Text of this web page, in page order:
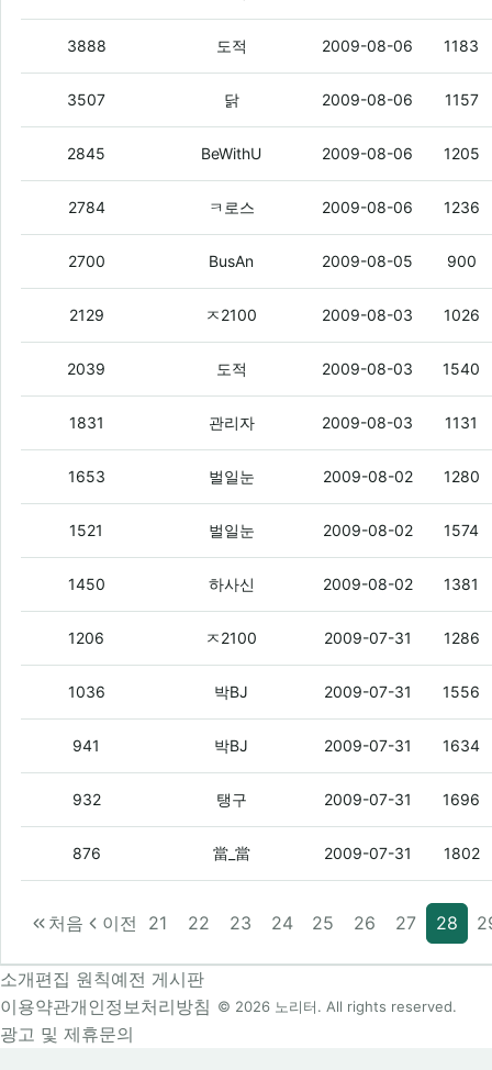
3888 노래짱 닭덕후님 어디 계쎼여 ㅜㅠ (2)
도적 2009-08-06 1183
3507 노래필요한거있으면 구걸해라(61)
닭 2009-08-06 1157
2845 남는 꼬봉있으면 좀 줄사람?(3)
BeWithU 2009-08-06 1205
2784 누가 남는 여친 이쓴사람(3)
ㅋ로스 2009-08-06 1236
2700 (3)
BusAn 2009-08-05 900
2129 버립니다 게시판도 만들어 주세요 . (3)
ㅈ2100 2009-08-03 1026
2039 누가 영화표 남는거좀 줘라(1)
도적 2009-08-03 1540
1831 누가 ddr1 램 한쌍만 줘라(2)
관리자 2009-08-03 1131
1653 맛집에(3)
벌일눈 2009-08-02 1280
1521 (2)
벌일눈 2009-08-02 1574
1450 맛집코너도 하나만 만들어주세요 (4)
하사신 2009-08-02 1381
1206 님들아 올라이즈밴드 노래 듣고 싶은데
ㅈ2100 2009-07-31 1286
1036 무슨 싸이트에 구걸게시판이 있냐 더러
박BJ 2009-07-31 1556
941 저기여 조선일보광고보고 들어왔는데여
박BJ 2009-07-31 1634
932 땅좀 사주세요~
탱구 2009-07-31 1696
876 고구마 장사가 힘들어요. 백원만 주세요.
當_當 2009-07-31 1802
처음 이전 21 22 23 24 25 26 27 28
소개편집 원칙예전 게시판
이용약관개인정보처리방침
광고 및 제휴문의
© 2026 노리터. All rights reserved.